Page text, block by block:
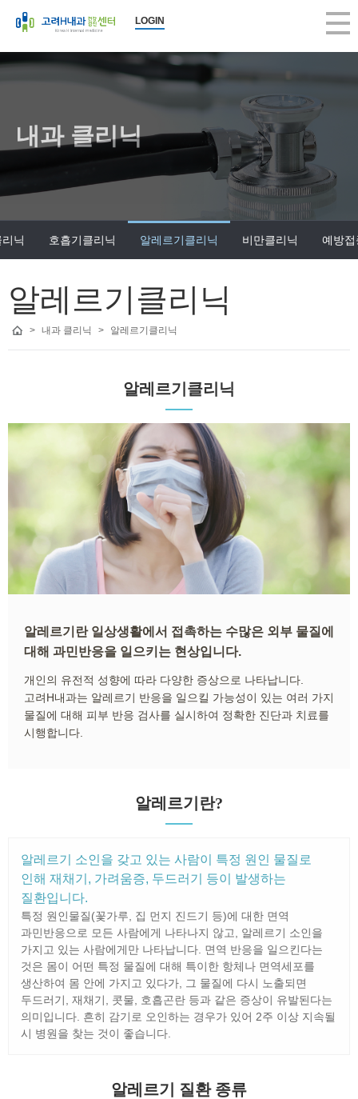
LOGIN
내과 클리닉
닉 호흡기클리닉 알레르기클리닉 비만클리닉 예방
알레르기클리닉
> 내과 클리닉 > 알레르기클리닉
알레르기클리닉
알레르기란 일상생활에서 접촉하는 수많은 외부 물질에
대해 과민반응을 일으키는 현상입니다.
개인의 유전적 성향에 따라 다양한 증상으로 나타납니다.
고려H내과는 알레르기 반응을 일으킬 가능성이 있는 여러 가지
물질에 대해 피부 반응 검사를 실시하여 정확한 진단과 치료를
시행합니다.
알레르기란?
알레르기 소인을 갖고 있는 사람이 특정 원인 물질로
인해 재채기, 가려움증, 두드러기 등이 발생하는
질환입니다.
특정 원인물질(꽃가루, 집 먼지 진드기 등)에 대한 면역
과민반응으로 모든 사람에게 나타나지 않고, 알레르기 소인을
가지고 있는 사람에게만 나타납니다. 면역 반응을 일으킨다는
것은 몸이 어떤 특정 물질에 대해 특이한 항체나 면역세포를
생산하여 몸 안에 가지고 있다가, 그 물질에 다시 노출되면
두드러기, 재채기, 콧물, 호흡곤란 등과 같은 증상이 유발된다는
의미입니다. 흔히 감기로 오인하는 경우가 있어 2주 이상 지속될
시 병원을 찾는 것이 좋습니다.
알레르기 질환 종류